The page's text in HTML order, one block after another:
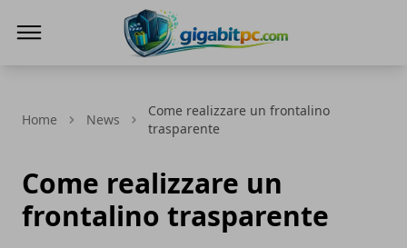
Home News
Come realizzare un frontalino
trasparente
Come realizzare un
frontalino trasparente